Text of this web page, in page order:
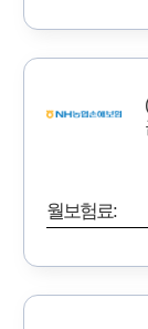
월보험료: